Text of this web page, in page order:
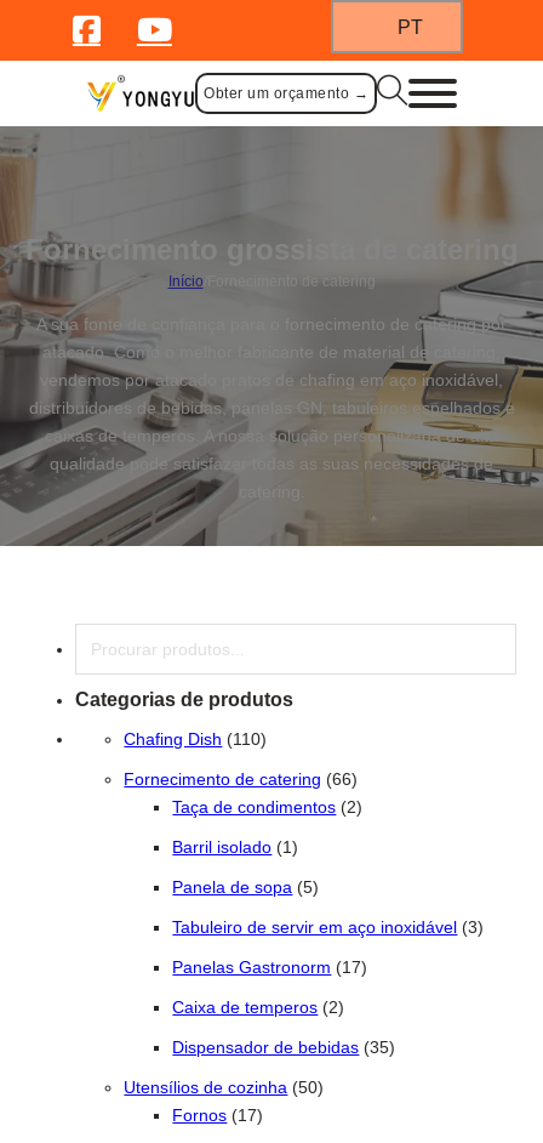
PT
Obter um orçamento →
Fornecimento grossista de catering
Início Fornecimento de catering
A sua fonte de confiança para o fornecimento de catering por
atacado. Como o melhor fabricante de material de catering,
vendemos por atacado pratos de chafing em aço inoxidável,
distribuidores de bebidas, panelas GN, tabuleiros espelhados e
caixas de temperos. A nossa solução personalizada de alta
qualidade pode satisfazer todas as suas necessidades de
catering.
Categorias de produtos
Chafing Dish 110110 produtos
Fornecimento de catering 6666 produtos
Taça de condimentos
22 produtos
Barril isolado 11 produto
Panela de sopa 55 produtos
Tabuleiro de servir em aço inoxidável 33
Panelas Gastronorm 1717 produtos
Caixa de temperos 22 produtos
Dispensador de bebidas 3535 produtos
Utensílios de cozinha 5050 produtos
Fornos
1717 produtos